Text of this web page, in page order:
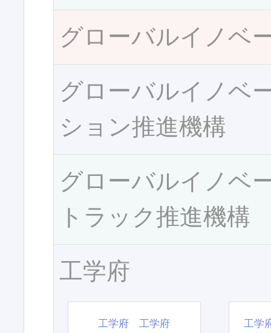
グローバルイノベ
グローバルイノベ
ション推進機構
グローバルイノベ
トラック推進機構
工学府
工学府 工学府 工学